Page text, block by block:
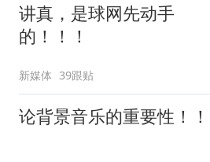
讲真，是球网先动手
的！！！
新媒体 39跟贴
论背景音乐的重要性！！